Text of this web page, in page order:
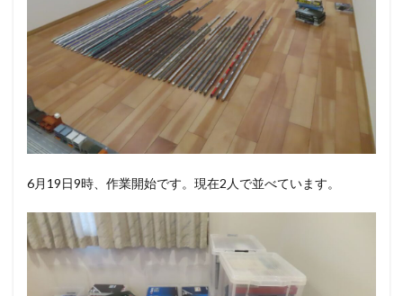
6月19日9時、作業開始です。現在2人で並べています。